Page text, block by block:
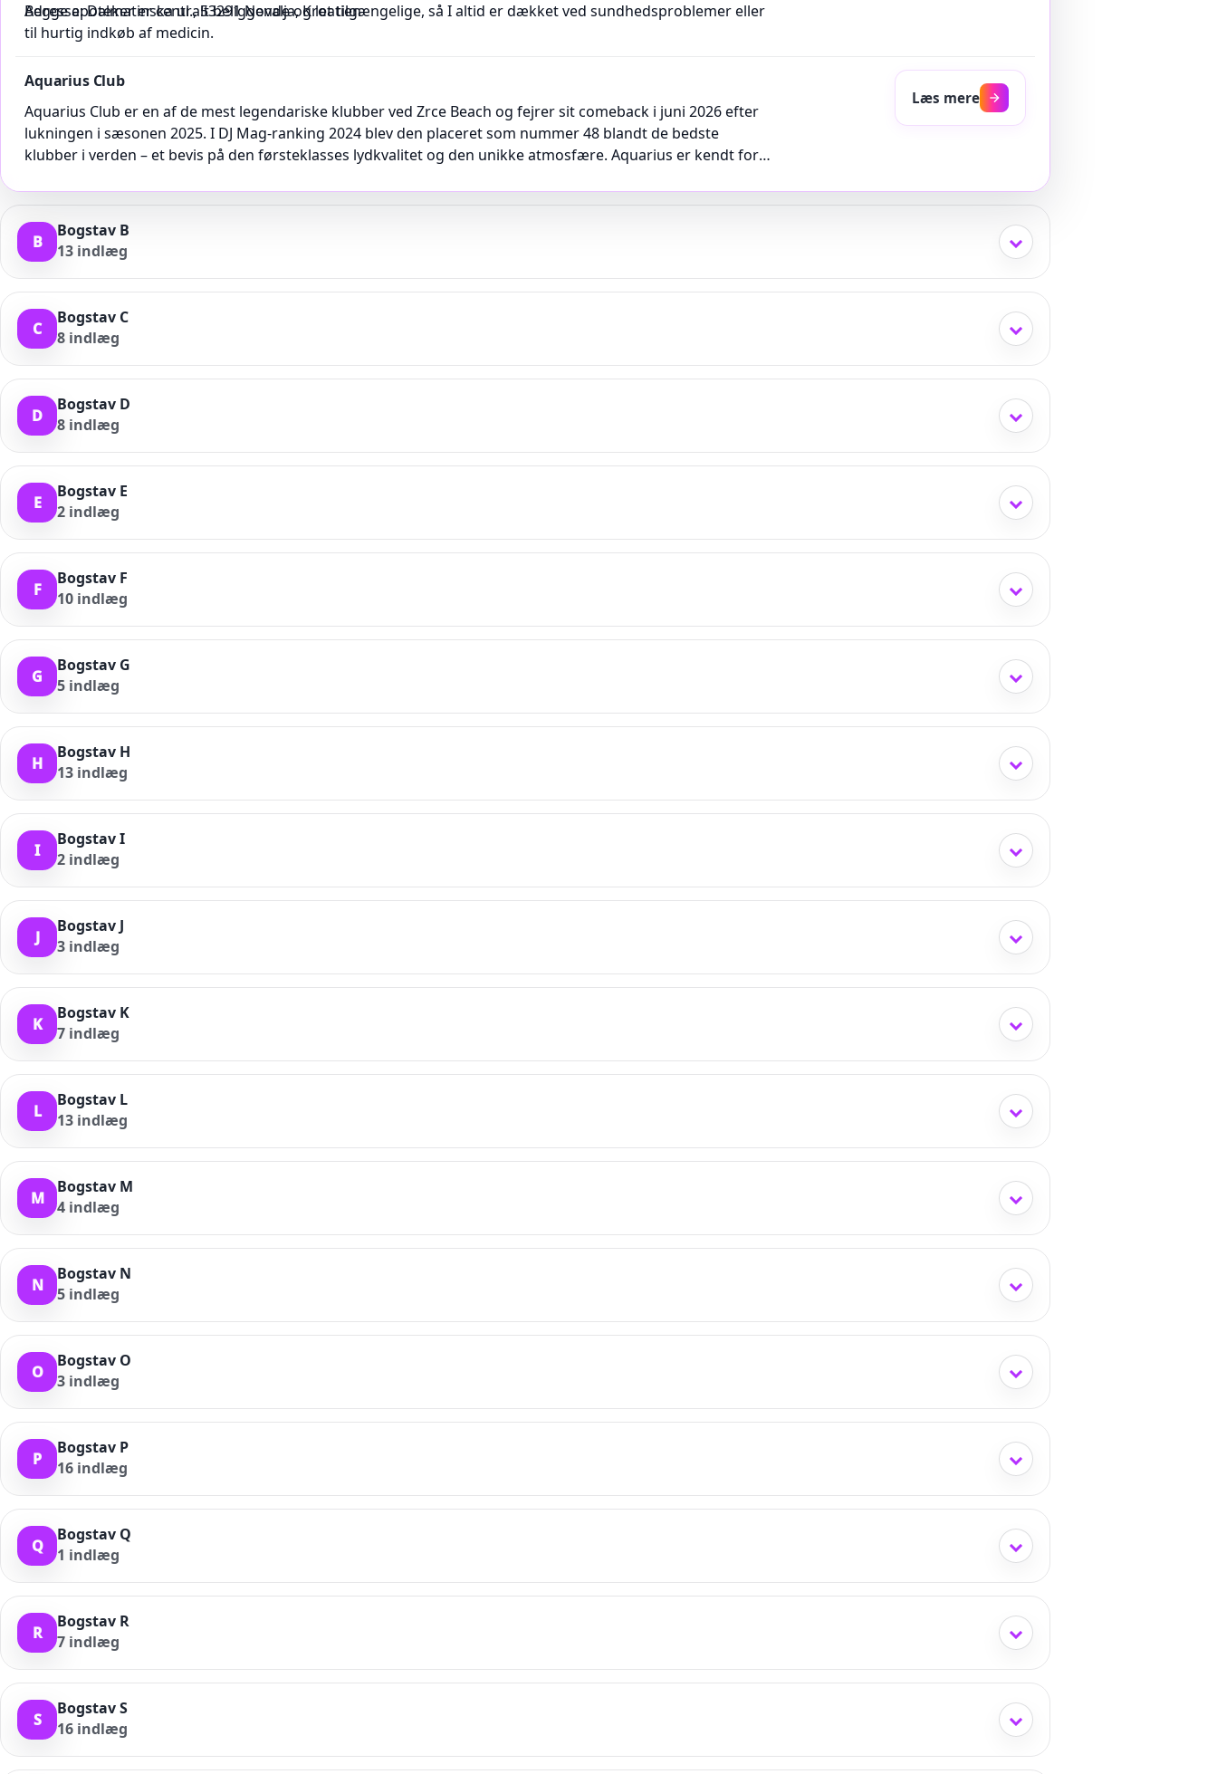
Adresse: Dalmatinska ul., 53291 Novalja, Kroatien
Begge apoteker er centralt beliggende og let tilgængelige, så I altid er dækket ved sundhedsproblemer eller
til hurtig indkøb af medicin.
Aquarius Club
Aquarius Club er en af de mest legendariske klubber ved Zrce Beach og fejrer sit comeback i juni 2026 efter
lukningen i sæsonen 2025. I DJ Mag-ranking 2024 blev den placeret som nummer 48 blandt de bedste
klubber i verden – et bevis på den førsteklasses lydkvalitet og den unikke atmosfære. Aquarius er kendt for
ved Zrce Beach. Internationale DJs og et loyalt fællesskab gør hver aften til en oplevelse. Læs…
Læs mere
B
Bogstav B
13 indlæg
C
Bogstav C
8 indlæg
D
Bogstav D
8 indlæg
E
Bogstav E
2 indlæg
F
Bogstav F
10 indlæg
G
Bogstav G
5 indlæg
H
Bogstav H
13 indlæg
I
Bogstav I
2 indlæg
J
Bogstav J
3 indlæg
K
Bogstav K
7 indlæg
L
Bogstav L
13 indlæg
M
Bogstav M
4 indlæg
N
Bogstav N
5 indlæg
O
Bogstav O
3 indlæg
P
Bogstav P
16 indlæg
Q
Bogstav Q
1 indlæg
R
Bogstav R
7 indlæg
S
Bogstav S
16 indlæg